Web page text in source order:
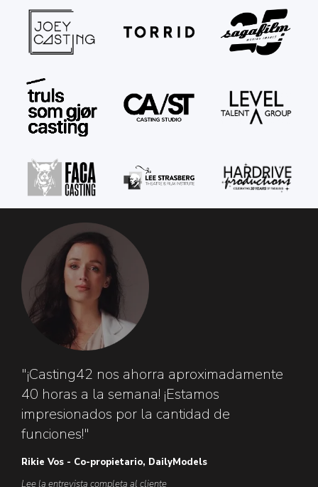
"¡Casting42 nos ahorra aproximadamente
40 horas a la semana! ¡Estamos
impresionados por la cantidad de
funciones!"
Rikie Vos - Co-propietario, DailyModels
Lee la entrevista completa al cliente